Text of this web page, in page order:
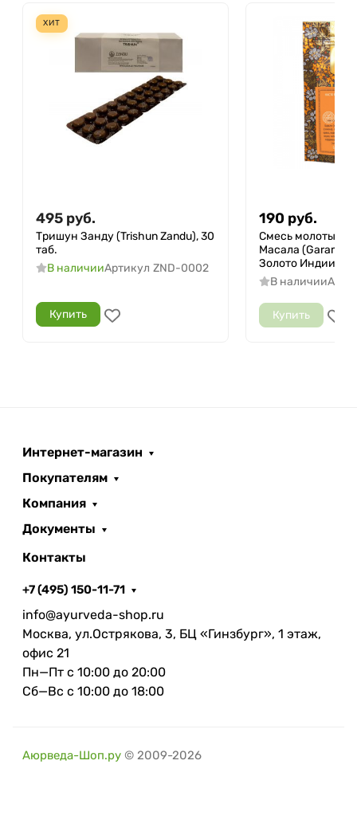
ХИТ
495 руб.
Тришун Занду (Trishun Zandu), 30
таб.
В наличииАртикул ZND-0002
Купить
190 руб.
Смесь молотых
Масала (Garam
Золото Индии, 30
В наличии
Купить
Интернет-магазин
Покупателям
Компания
Документы
Контакты
+7 (495) 150-11-71
info@ayurveda-shop.ru
Москва, ул.Острякова, 3, БЦ «Гинзбург», 1 этаж,
офис 21
Пн—Пт с 10:00 до 20:00
Сб—Вс с 10:00 до 18:00
Аюрведа-Шоп.ру © 2009-2026